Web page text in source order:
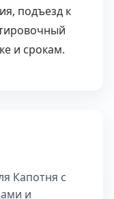
подъезд к
и срокам.
Капотня с
и